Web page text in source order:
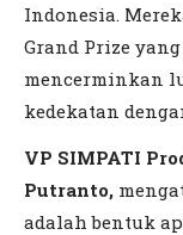
Indonesia.
Grand Prize
mencerminkan
kedekatan
VP SIMPATI
Putranto,
adalah bentuk